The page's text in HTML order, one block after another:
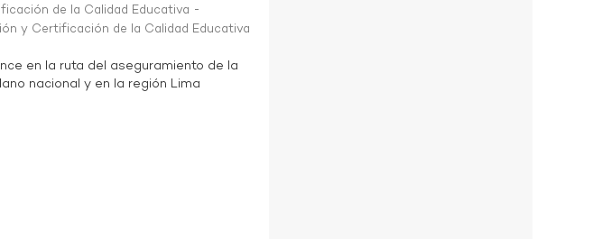
de la Calidad Educativa -
y Certificación de la Calidad Educativa
en la ruta del aseguramiento de la
nacional y en la región Lima